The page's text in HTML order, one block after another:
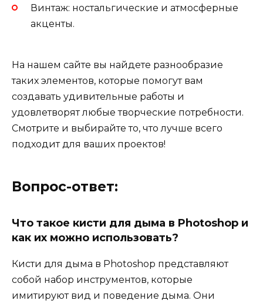
Винтаж: ностальгические и атмосферные
акценты.
На нашем сайте вы найдете разнообразие
таких элементов, которые помогут вам
создавать удивительные работы и
удовлетворят любые творческие потребности.
Смотрите и выбирайте то, что лучше всего
подходит для ваших проектов!
Вопрос-ответ:
Что такое кисти для дыма в Photoshop и
как их можно использовать?
Кисти для дыма в Photoshop представляют
собой набор инструментов, которые
имитируют вид и поведение дыма. Они